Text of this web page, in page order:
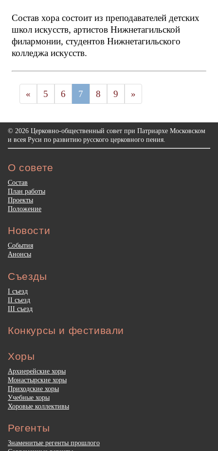
Состав хора состоит из преподавателей детских
школ искусств, артистов Нижнетагильской
филармонии, студентов Нижнетагильского
колледжа искусств.
« 5 6 7 8 9 »
© 2026 Церковно-общественный совет при Патриархе Московском
и всея Руси по развитию русского церковного пения.
О совете
Состав
План работы
Проекты
Положение
Новости
События
Анонсы
Съезды
I съезд
II съезд
III съезд
Конкурсы и фестивали
Хоры
Архиерейские хоры
Монастырские хоры
Приходские хоры
Учебные хоры
Хоровые коллективы
Регенты
Знаменитые регенты прошлого